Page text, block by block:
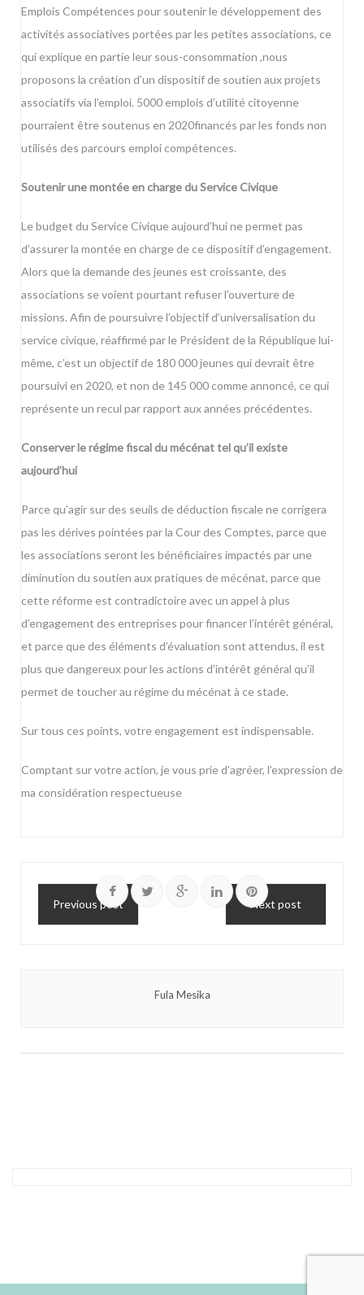
Emplois Compétences pour soutenir le développement des
activités associatives portées par les petites associations, ce
qui explique en partie leur sous-consommation ,nous
proposons la création d’un dispositif de soutien aux projets
associatifs via l’emploi. 5000 emplois d’utilité citoyenne
pourraient être soutenus en 2020financés par les fonds non
utilisés des parcours emploi compétences.
Soutenir une montée en charge du Service Civique
Le budget du Service Civique aujourd’hui ne permet pas
d’assurer la montée en charge de ce dispositif d’engagement.
Alors que la demande des jeunes est croissante, des
associations se voient pourtant refuser l’ouverture de
missions. Afin de poursuivre l’objectif d’universalisation du
service civique, réaffirmé par le Président de la République lui-
même, c’est un objectif de 180 000 jeunes qui devrait être
poursuivi en 2020, et non de 145 000 comme annoncé, ce qui
représente un recul par rapport aux années précédentes.
Conserver le régime fiscal du mécénat tel qu’il existe
aujourd’hui
Parce qu’agir sur des seuils de déduction fiscale ne corrigera
pas les dérives pointées par la Cour des Comptes, parce que
les associations seront les bénéficiaires impactés par une
diminution du soutien aux pratiques de mécénat, parce que
cette réforme est contradictoire avec un appel à plus
d’engagement des entreprises pour financer l’intérêt général,
et parce que des éléments d’évaluation sont attendus, il est
plus que dangereux pour les actions d’intérêt général qu’il
permet de toucher au régime du mécénat à ce stade.
Sur tous ces points, votre engagement est indispensable.
Comptant sur votre action, je vous prie d’agréer, l’expression de
ma considération respectueuse
Previous post Next post
Fula Mesika